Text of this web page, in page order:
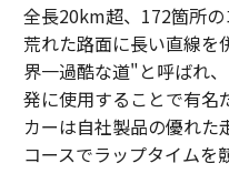
全長20km超、172箇所の
荒れた路面に長い直線
界一過酷な道"と呼ばれ
発に使用することで有名
カーは自社製品の優れた
コースでラップタイムを